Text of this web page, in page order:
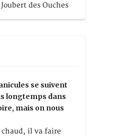
des Ouches
se suivent
longtemps dans
mais on nous
il va faire